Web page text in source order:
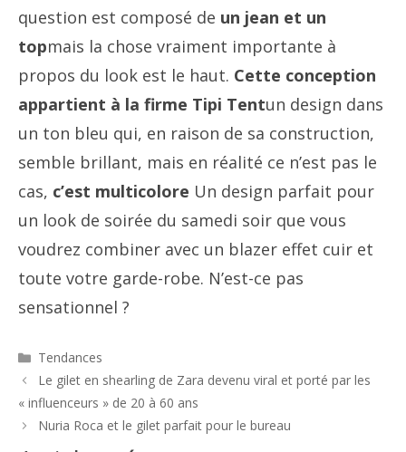
question est composé de un jean et un
topmais la chose vraiment importante à
propos du look est le haut. Cette conception
appartient à la firme Tipi Tentun design dans
un ton bleu qui, en raison de sa construction,
semble brillant, mais en réalité ce n’est pas le
cas, c’est multicolore Un design parfait pour
un look de soirée du samedi soir que vous
voudrez combiner avec un blazer effet cuir et
toute votre garde-robe. N’est-ce pas
sensationnel ?
Catégories
Tendances
Navigation
des
Le gilet en shearling de Zara devenu viral et porté par les
« influenceurs » de 20 à 60 ans
Nuria Roca et le gilet parfait pour le bureau